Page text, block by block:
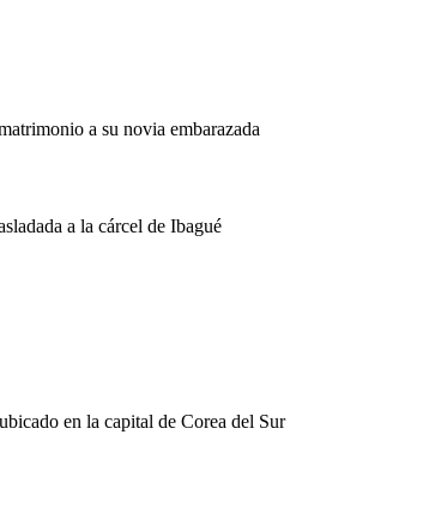
a su novia embarazada
a la cárcel de Ibagué
en la capital de Corea del Sur